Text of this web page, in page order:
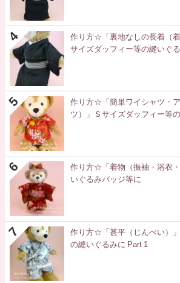
作り方☆「裏地なしの長着（
サイズダッフィー等の縫いぐ
作り方☆「簡単ワイシャツ・
ツ）」Ｓサイズダッフィー等
作り方☆「着物（振袖・浴衣
いぐるみバッジ等に
作り方☆「甚平（じんべい）
の縫いぐるみに Part 1